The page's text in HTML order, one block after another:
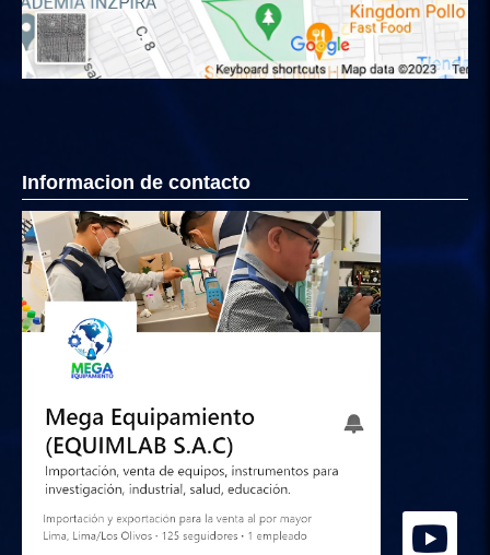
Informacion de contacto